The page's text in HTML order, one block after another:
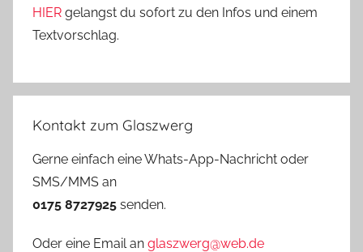
HIER gelangst du sofort zu den Infos und einem
Textvorschlag.
Kontakt zum Glaszwerg
Gerne einfach eine Whats-App-Nachricht oder
SMS/MMS an
0175 8727925 senden.
Oder eine Email an glaszwerg@web.de